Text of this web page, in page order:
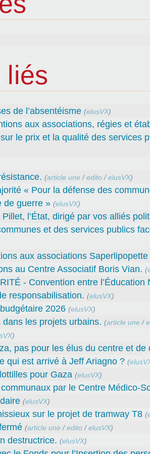
liés
de l’absentéisme (elusVX)
aux associations, régies et
le prix et la qualité des services
(article une/edito/elusVX)
« Pour la défense des
de guerre » (elusVX)
l’État, dirigé par vos alliés
et des services publics
aux associations
au Centre Associatif Boris Vian. (
- Convention entre
responsabilisation. (elusVX)
2026 (elusVX)
les projets urbains. (article une/
)
pas pour les élus du centre et de
qui est arrivé à Jeff Ariagno ? (
pour Gaza (elusVX)
par le Centre Médico-
(elusVX)
sur le projet de tramway T8 (
(article une/edito/elusVX)
destructrice. (elusVX)